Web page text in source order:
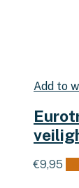
Add to
€9,95